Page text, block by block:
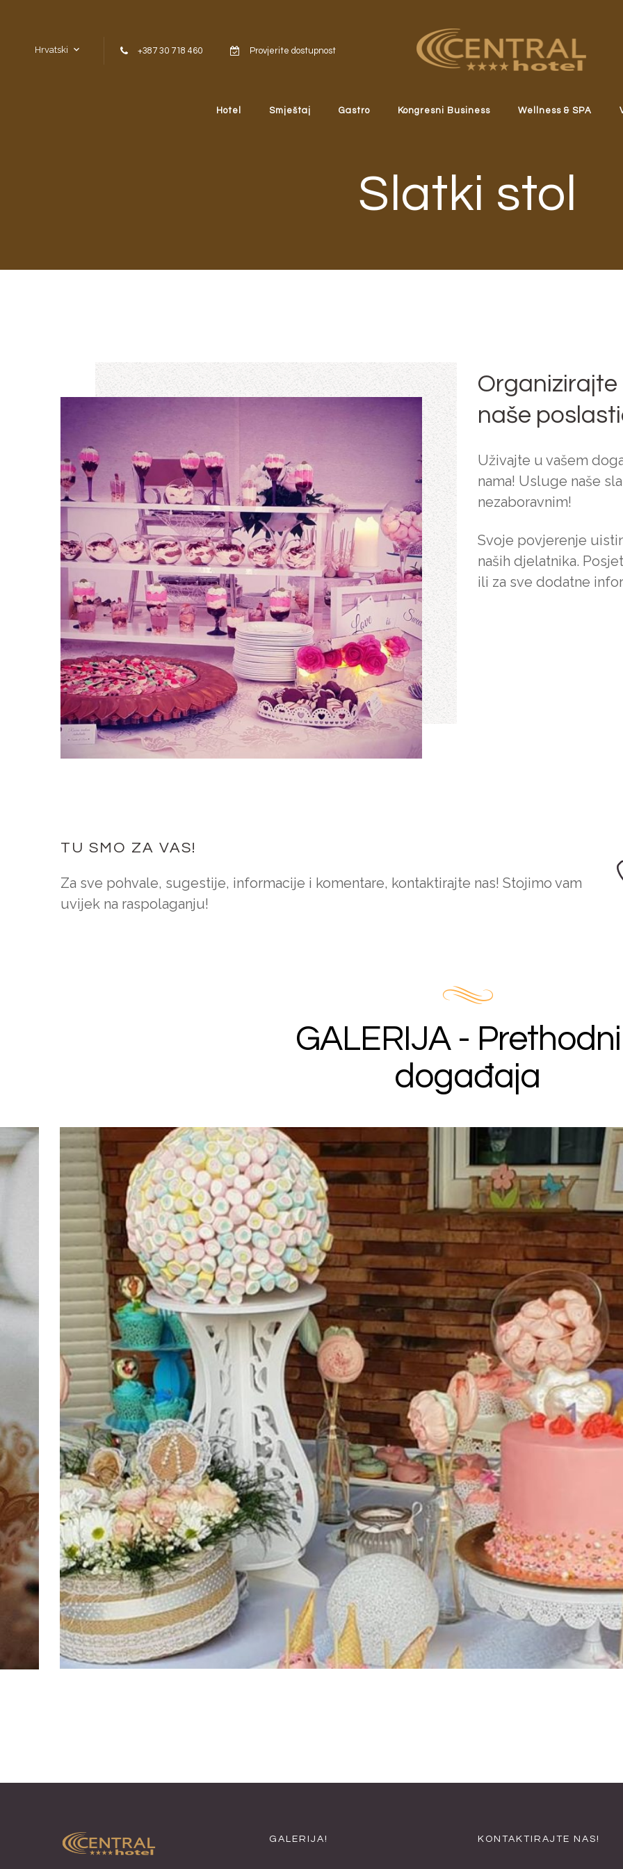
Hrvatski +387 30 718 460 Provjerite dostupnost
Hotel Smještaj Gastro Kongresni Business Wellness & SPA
Slatki stol
naše
Uživajte u vašem
nama! Usluge naše
nezaboravnim!
Svoje povjerenje
naših djelatnika.
ili za sve dodatne
TU SMO ZA VAS!
Za sve pohvale, sugestije, informacije i komentare, kontaktirajte nas! Stojimo vam
uvijek na raspolaganju!
GALERIJA -
događaja
GALERIJA! KONTAKTIRAJTE NAS!